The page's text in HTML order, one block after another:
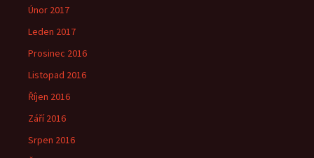
Únor 2017
Leden 2017
Prosinec 2016
Listopad 2016
Říjen 2016
Září 2016
Srpen 2016